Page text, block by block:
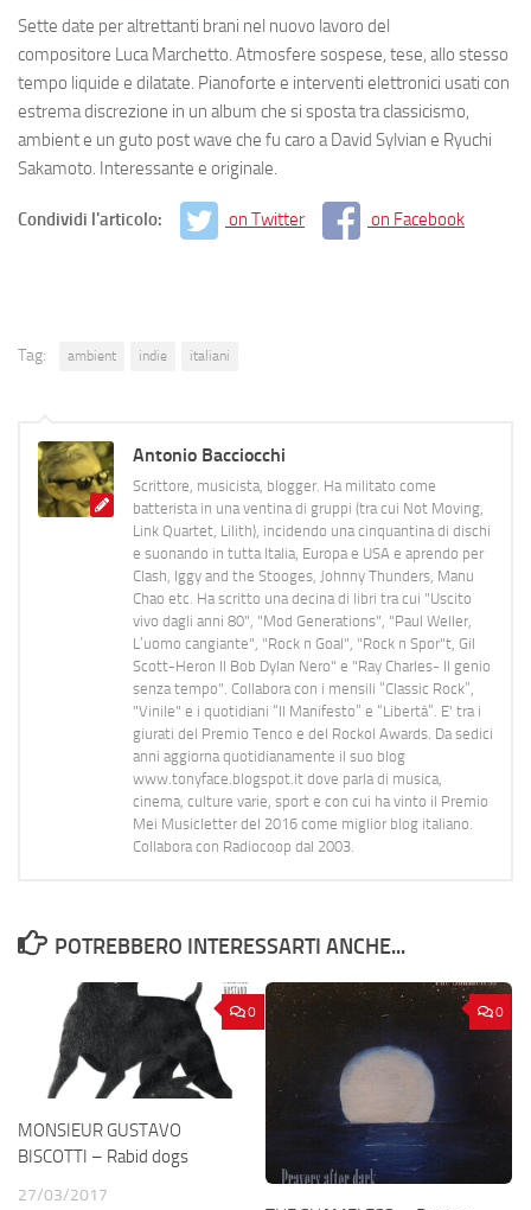
Sette date per altrettanti brani nel nuovo lavoro del
compositore Luca Marchetto. Atmosfere sospese, tese, allo stesso
tempo liquide e dilatate. Pianoforte e interventi elettronici usati con
estrema discrezione in un album che si sposta tra classicismo,
ambient e un guto post wave che fu caro a David Sylvian e Ryuchi
Sakamoto. Interessante e originale.
Condividi l'articolo: on Twitter on Facebook
Tag: ambient indie italiani
Antonio Bacciocchi
Scrittore, musicista, blogger. Ha militato come
batterista in una ventina di gruppi (tra cui Not Moving,
Link Quartet, Lilith), incidendo una cinquantina di dischi
e suonando in tutta Italia, Europa e USA e aprendo per
Clash, Iggy and the Stooges, Johnny Thunders, Manu
Chao etc. Ha scritto una decina di libri tra cui "Uscito
vivo dagli anni 80", "Mod Generations", "Paul Weller,
L’uomo cangiante", "Rock n Goal", "Rock n Spor"t, Gil
Scott-Heron Il Bob Dylan Nero" e "Ray Charles- Il genio
senza tempo". Collabora con i mensili “Classic Rock”,
"Vinile" e i quotidiani “Il Manifesto” e “Libertà”. E' tra i
giurati del Premio Tenco e del Rockol Awards. Da sedici
anni aggiorna quotidianamente il suo blog
www.tonyface.blogspot.it dove parla di musica,
cinema, culture varie, sport e con cui ha vinto il Premio
Mei Musicletter del 2016 come miglior blog italiano.
Collabora con Radiocoop dal 2003.
POTREBBERO INTERESSARTI ANCHE...
0
MONSIEUR GUSTAVO
BISCOTTI – Rabid dogs
27/03/2017
0